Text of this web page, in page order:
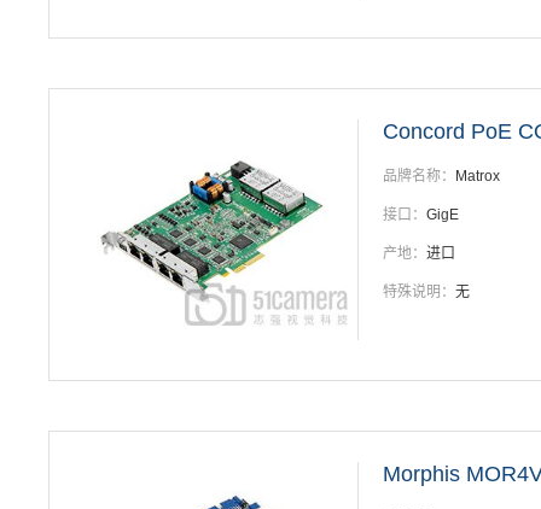
Concord PoE
品牌名称： Matrox
接口： GigE
产地： 进口
特殊说明： 无
Morphis